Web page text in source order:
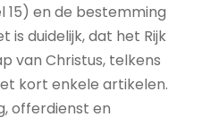
15) en de bestemming
is duidelijk, dat het Rijk
van Christus, telkens
kort enkele artikelen.
offerdienst en